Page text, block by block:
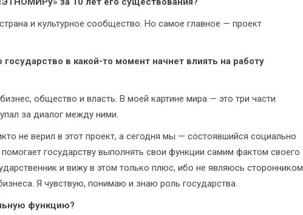
и культурное сообщество. Но самое главное — проект
в какой-то момент начнет влиять на работу
общество и власть. В моей картине мира — это три части
за диалог между ними.
не верил в этот проект, а сегодня мы — состоявшийся социально
государству выполнять свои функции самим фактом своего
и вижу в этом только плюс, ибо не являюсь сторонником
Я чувствую, понимаю и знаю роль государства.
функцию?